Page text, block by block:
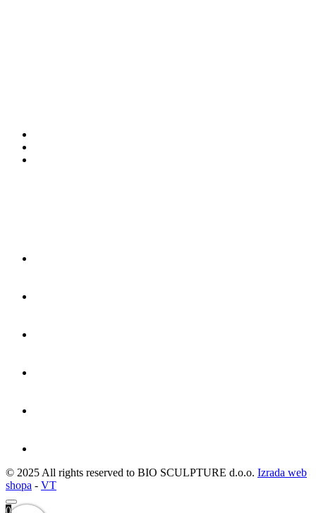
© 2025 All rights reserved to BIO SCULPTURE d.o.o. Izrada web
shopa - VT
0